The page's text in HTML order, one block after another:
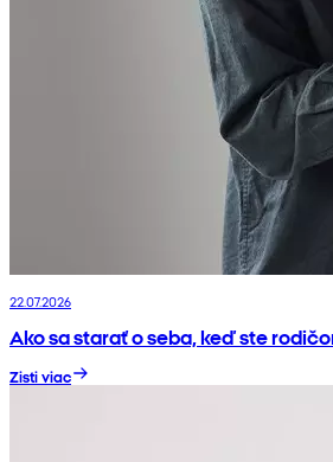
22.07.2026
Ako sa starať o seba, keď ste
Zisti viac